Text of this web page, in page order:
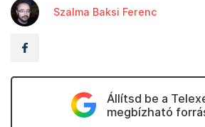
Szalma Baksi Ferenc
Állítsd be a
megbízható